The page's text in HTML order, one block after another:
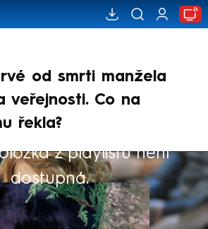
od smrti manžela
veřejnosti. Co na
řekla?
z playlistu není
dostupná.